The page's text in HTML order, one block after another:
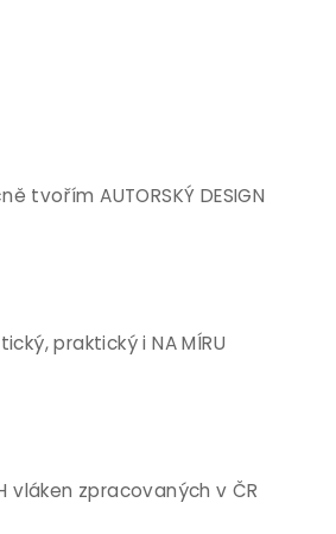
tvořím AUTORSKÝ DESIGN
praktický i NA MÍRU
vláken zpracovaných v ČR